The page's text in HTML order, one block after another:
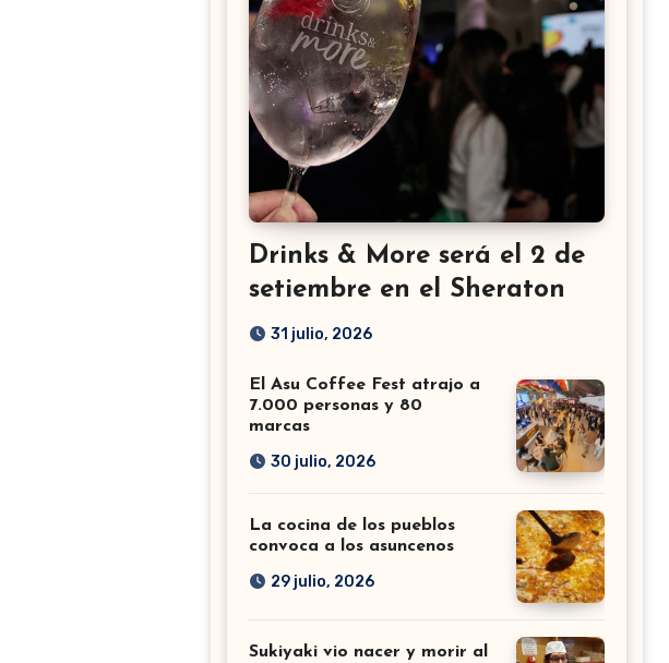
Drinks & More será el 2 de
setiembre en el Sheraton
31 julio, 2026
El Asu Coffee Fest atrajo a
7.000 personas y 80
marcas
30 julio, 2026
La cocina de los pueblos
convoca a los asuncenos
29 julio, 2026
Sukiyaki vio nacer y morir al